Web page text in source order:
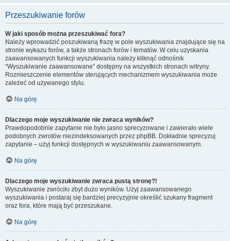
Przeszukiwanie forów
W jaki sposób można przeszukiwać fora?
Należy wprowadzić poszukiwaną frazę w pole wyszukiwania znajdujące się na
stronie wykazu forów, a także stronach forów i tematów. W celu uzyskania
zaawansowanych funkcji wyszukiwania należy kliknąć odnośnik
“Wyszukiwanie zaawansowane” dostępny na wszystkich stronach witryny.
Rozmieszczenie elementów sterujących mechanizmem wyszukiwania może
zależeć od używanego stylu.
Na górę
Dlaczego moje wyszukiwanie nie zwraca wyników?
Prawdopodobnie zapytanie nie było jasno sprecyzowane i zawierało wiele
podobnych zwrotów niezindeksowanych przez phpBB. Dokładnie sprecyzuj
zapytanie – użyj funkcji dostępnych w wyszukiwaniu zaawansowanym.
Na górę
Dlaczego moje wyszukiwanie zwraca pustą stronę?!
Wyszukiwanie zwróciło zbyt dużo wyników. Użyj zaawansowanego
wyszukiwania i postaraj się bardziej precyzyjnie określić szukany fragment
oraz fora, które mają być przeszukane.
Na górę